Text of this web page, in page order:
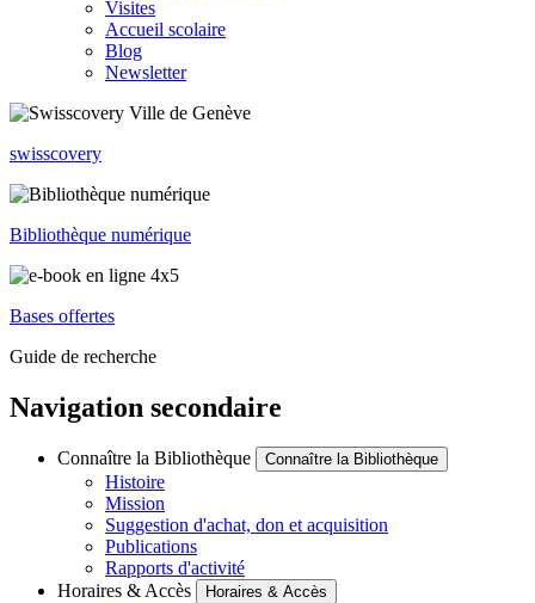
Visites
Accueil scolaire
Blog
Newsletter
swisscovery
Bibliothèque numérique
Bases offertes
Guide de recherche
Navigation secondaire
Connaître la Bibliothèque Connaître la Bibliothèque
Histoire
Mission
Suggestion d'achat, don et acquisition
Publications
Rapports d'activité
Horaires & Accès
Horaires & Accès